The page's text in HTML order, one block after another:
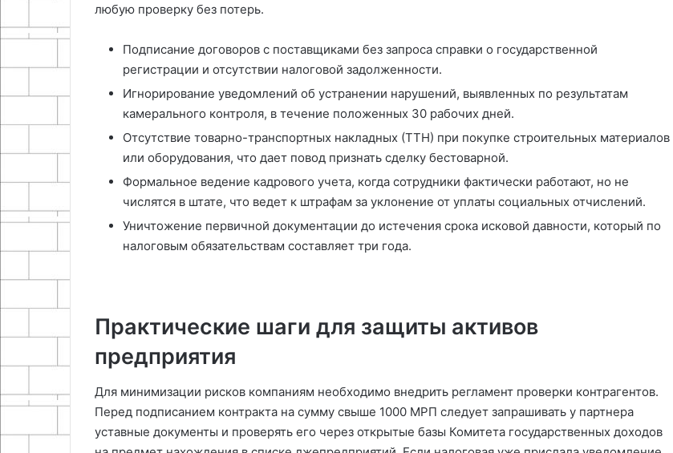
любую проверку без потерь.
Подписание договоров с поставщиками без запроса справки о государственной
регистрации и отсутствии налоговой задолженности.
Игнорирование уведомлений об устранении нарушений, выявленных по результатам
камерального контроля, в течение положенных 30 рабочих дней.
Отсутствие товарно-транспортных накладных (ТТН) при покупке строительных материалов
или оборудования, что дает повод признать сделку бестоварной.
Формальное ведение кадрового учета, когда сотрудники фактически работают, но не
числятся в штате, что ведет к штрафам за уклонение от уплаты социальных отчислений.
Уничтожение первичной документации до истечения срока исковой давности, который по
налоговым обязательствам составляет три года.
Практические шаги для защиты активов
предприятия
Для минимизации рисков компаниям необходимо внедрить регламент проверки контрагентов.
Перед подписанием контракта на сумму свыше 1000 МРП следует запрашивать у партнера
уставные документы и проверять его через открытые базы Комитета государственных доходов